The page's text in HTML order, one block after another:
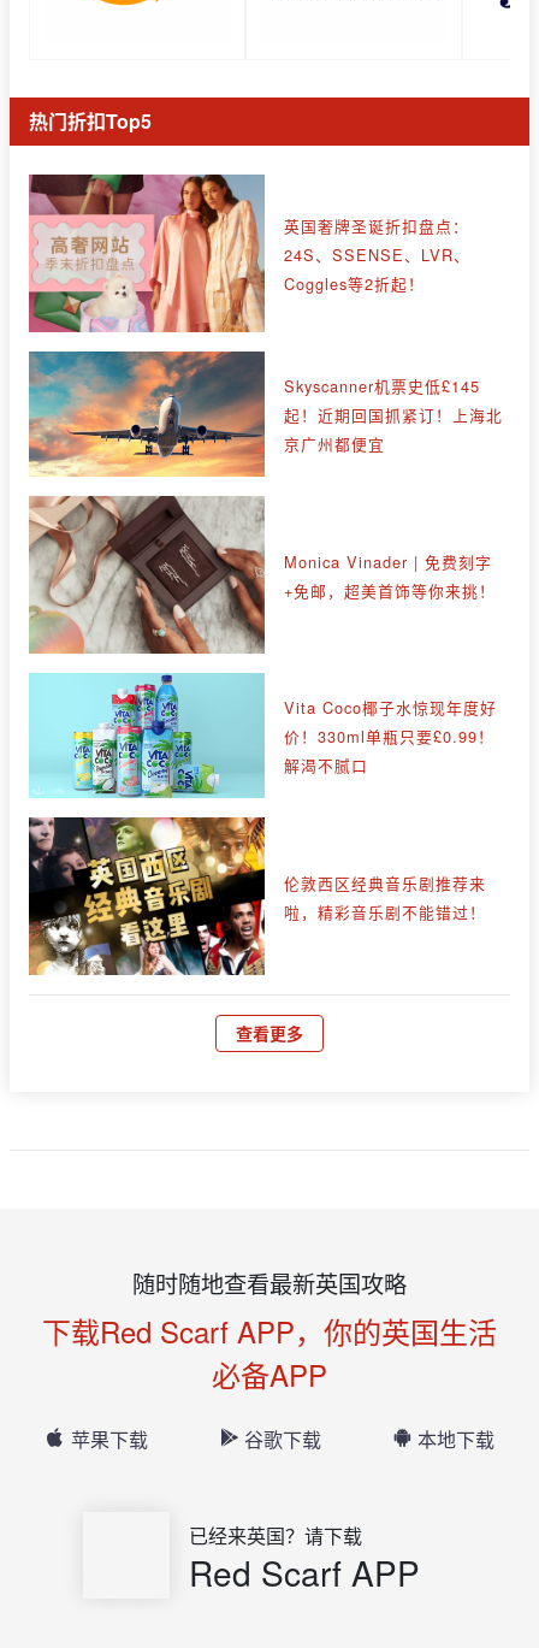
热门折扣Top5
英国奢牌圣诞折扣盘点：
24S、SSENSE、LVR、
Coggles等2折起！
Skyscanner机票史低£145
起！近期回国抓紧订！上海北
京广州都便宜
Monica Vinader | 免费刻字
+免邮，超美首饰等你来挑！
Vita Coco椰子水惊现年度好
价！330ml单瓶只要£0.99！
解渴不腻口
伦敦西区经典音乐剧推荐来
啦，精彩音乐剧不能错过！
查看更多
随时随地查看最新英国攻略
下载Red Scarf APP，你的英国生活
必备APP
苹果下载 谷歌下载 本地下载
已经来英国？请下载
Red Scarf APP